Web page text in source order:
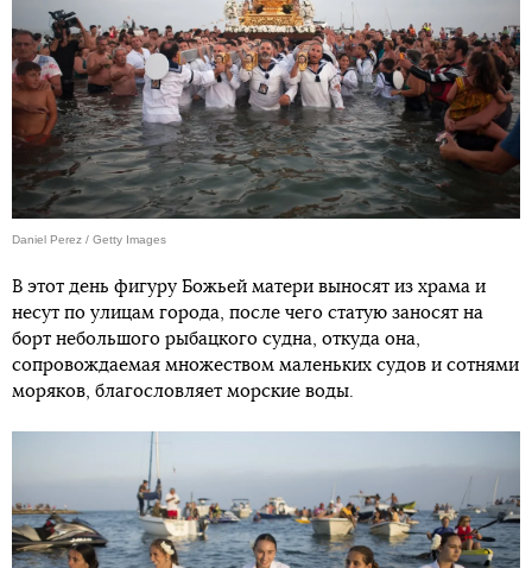
Daniel Perez / Getty Images
В этот день фигуру Божьей матери выносят из храма и
несут по улицам города, после чего статую заносят на
борт небольшого рыбацкого судна, откуда она,
сопровождаемая множеством маленьких судов и сотнями
моряков, благословляет морские воды.